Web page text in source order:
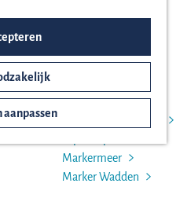
PARK
Nieuw Land
Markermeer
Marker Wadden